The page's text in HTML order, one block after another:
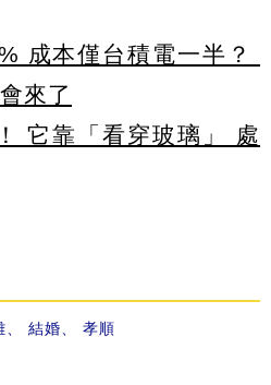
成本僅台積電一半？
來了
它靠「看穿玻璃」 處
結婚 孝順